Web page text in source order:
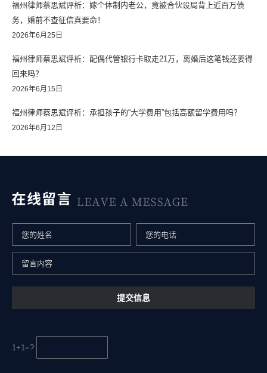
福州律师蔡思斌评析：嫁个体制内老公，竟被合伙设局背上近百万债
务，婚前不查征信真要命！
2026年6月25日
福州律师蔡思斌评析：配偶代管银行卡取走21万，离婚后这笔钱还要得
回来吗？
2026年6月15日
福州律师蔡思斌评析：承担孩子的“大学费用”包括高额留学费用吗？
2026年6月12日
1+1=?